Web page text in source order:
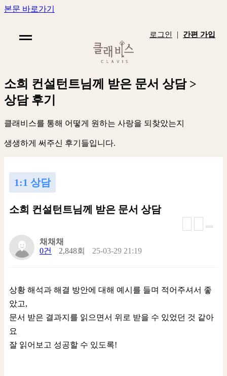
본문 바로가기
로그인 | 간편 가입
소희 컨설 턴트님께 받은 문서 상담 >
상담 후기
클래 비 스를 통해 어 떻게 원하는 사랑을 되 찾았는지
생생하게 써 주신 후기 들입니 다.
1:1 상담
소희 컨설턴트님께 받은 문서 상담
채채채
0건
2,848회 25-03-29 21:19
상황 해석과 해결 방안에 대해 예시를 들며 적어주셔서 좋
았고,
문서 받은 결과지를 읽으면서 위로 받을 수 있었던 것 같아
요
잘 읽어보고 성공할 수 있도록!